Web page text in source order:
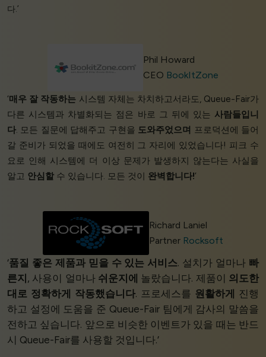
다.’
Phil Howard
CEO BookItZone
‘매우 잘 작동하는 시스템 자체는 차치하고서라도, Queue-Fair가
다른 시스템과 차별화되는 점은 바로 그 뒤에 있는 사람들입니
다. 모든 질문에 답해주고 구현을 도와주었으며 프로덕션에 들어
갈 준비가 되었을 때에도 여전히 그 자리에 있었습니다! 피크 수
요로 인해 시스템에 더 이상 문제가 발생하지 않는다는 사실을
알고 안심할 수 있습니다. 모든 것이 완벽합니다!’
Richard Laniel
Partner Rocksoft
‘품질 좋은 제품과 믿을 수 있는 서비스. 설치가 얼마나 빠
른지, 사용이 얼마나 쉬운지에 놀랐습니다. 제품이 의도한
대로 정확하게 작동했습니다. 프로세스를 원활하게 진행
하고 설정에 도움을 준 Queue-Fair 팀에게 감사의 말씀을
전하고 싶습니다. 앞으로 비슷한 이벤트가 있을 때는 반드
시 Queue-Fair를 사용할 것입니다.’